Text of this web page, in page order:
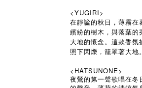
<YUGIRI>
在靜謐的秋日，薄霧
繽紛的樹木，與落葉
大地的懷念。這款香
照下閃爍，籠罩著大地
<HATSUNONE>
夜鶯的第一聲歌唱在冬